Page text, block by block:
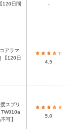
120日間
-
【120日
4.5
TW010a
可】
5.0